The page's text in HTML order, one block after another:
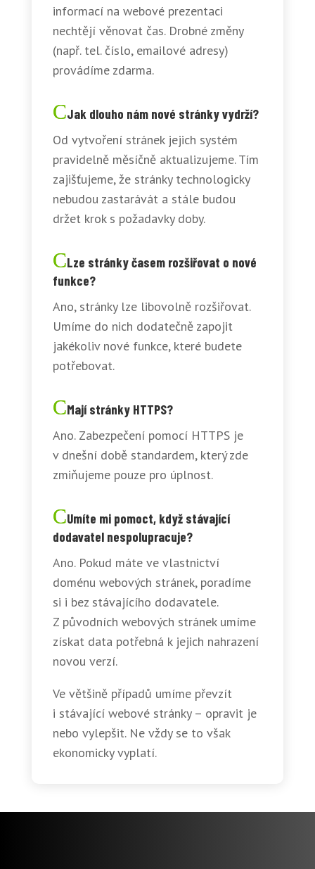
informací na webové prezentaci
nechtějí věnovat čas. Drobné změny
(např. tel. číslo, emailové adresy)
provádíme zdarma.
Jak dlouho nám nové stránky vydrží?
Od vytvoření stránek jejich systém
pravidelně měsíčně aktualizujeme. Tím
zajišťujeme, že stránky technologicky
nebudou zastarávát a stále budou
držet krok s požadavky doby.
Lze stránky časem rozšiřovat o nové
funkce?
Ano, stránky lze libovolně rozšiřovat.
Umíme do nich dodatečně zapojit
jakékoliv nové funkce, které budete
potřebovat.
Mají stránky HTTPS?
Ano. Zabezpečení pomocí HTTPS je
v dnešní době standardem, který zde
zmiňujeme pouze pro úplnost.
Umíte mi pomoct, když stávající
dodavatel nespolupracuje?
Ano. Pokud máte ve vlastnictví
doménu webových stránek, poradíme
si i bez stávajícího dodavatele.
Z původních webových stránek umíme
získat data potřebná k jejich nahrazení
novou verzí.
Ve většině případů umíme převzít
i stávající webové stránky – opravit je
nebo vylepšit. Ne vždy se to však
ekonomicky vyplatí.